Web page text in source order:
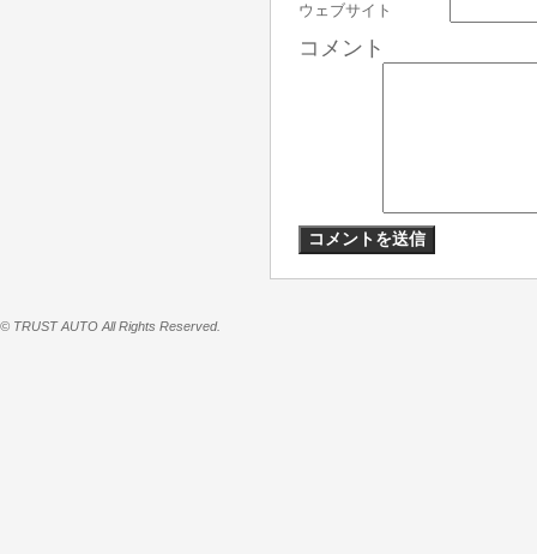
ウェブサイト
コメント
© TRUST AUTO All Rights Reserved.